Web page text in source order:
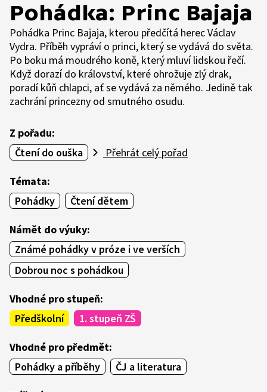
Pohádka: Princ Bajaja
Pohádka Princ Bajaja, kterou předčítá herec Václav
Vydra. Příběh vypráví o princi, který se vydává do světa.
Po boku má moudrého koně, který mluví lidskou řečí.
Když dorazí do království, které ohrožuje zlý drak,
poradí kůň chlapci, ať se vydává za němého. Jedině tak
zachrání princezny od smutného osudu.
Z pořadu:
Čtení do ouška
Přehrát celý pořad
Témata:
Pohádky
Čtení dětem
Námět do výuky:
Známé pohádky v próze i ve verších
Dobrou noc s pohádkou
Vhodné pro stupeň:
Předškolní
1. stupeň ZŠ
Vhodné pro předmět:
Pohádky a příběhy
ČJ a literatura